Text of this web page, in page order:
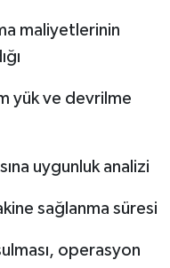
maliyetlerinin
yük ve devrilme
uygunluk analizi
sağlanma süresi
operasyon